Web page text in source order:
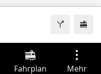
Fahrplan Mehr